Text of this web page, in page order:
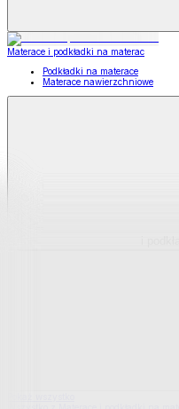
Materace i podkładki na materac
Podkładki na materace
Materace nawierzchniowe